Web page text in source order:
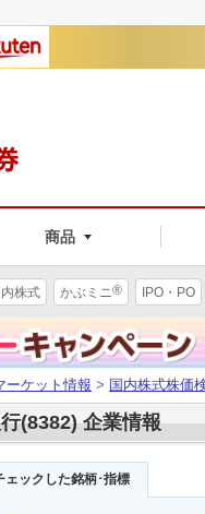
商品
株式 かぶミニ® IPO・PO
ーケット情報 > 国内株式株価
(8382) 企業情報
ェックした銘柄･指標